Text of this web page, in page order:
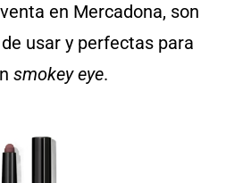
en Mercadona, son
usar y perfectas para
smokey eye.